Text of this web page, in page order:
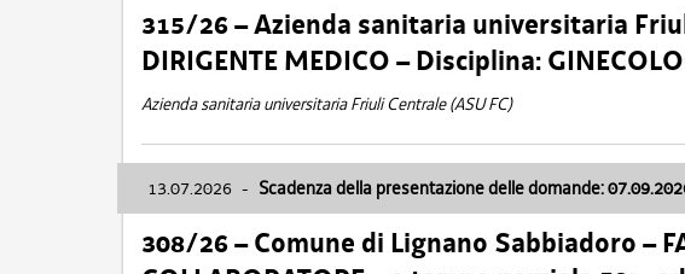
315/26 – Azienda sanitaria universitaria
DIRIGENTE MEDICO – Disciplina:
Azienda sanitaria universitaria Friuli Centrale (ASU FC)
13.07.2026 - Scadenza della presentazione delle domande:
308/26 – Comune di Lignano Sabbiadoro –